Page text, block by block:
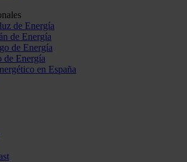
de Energía
de Energía
de Energía
de Energía
en España